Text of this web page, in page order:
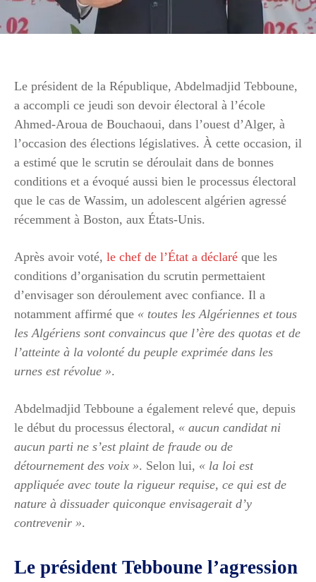
Le président de la République, Abdelmadjid Tebboune,
a accompli ce jeudi son devoir électoral à l’école
Ahmed-Aroua de Bouchaoui, dans l’ouest d’Alger, à
l’occasion des élections législatives. À cette occasion, il
a estimé que le scrutin se déroulait dans de bonnes
conditions et a évoqué aussi bien le processus électoral
que le cas de Wassim, un adolescent algérien agressé
récemment à Boston, aux États-Unis.
Après avoir voté, le chef de l’État a déclaré que les
conditions d’organisation du scrutin permettaient
d’envisager son déroulement avec confiance. Il a
notamment affirmé que « toutes les Algériennes et tous
les Algériens sont convaincus que l’ère des quotas et de
l’atteinte à la volonté du peuple exprimée dans les
urnes est révolue ».
Abdelmadjid Tebboune a également relevé que, depuis
le début du processus électoral, « aucun candidat ni
aucun parti ne s’est plaint de fraude ou de
détournement des voix ». Selon lui, « la loi est
appliquée avec toute la rigueur requise, ce qui est de
nature à dissuader quiconque envisagerait d’y
contrevenir ».
Le président Tebboune l’agression